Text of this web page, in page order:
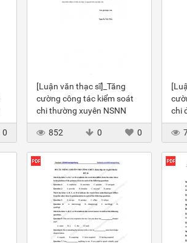
0
[Luận văn thạc sĩ]_Tăng
cường công tác kiểm soát
chi thường xuyên NSNN
qua Kho bạc NN huyện Hạ
Hòa852 0 0
chi
NN
Thọ